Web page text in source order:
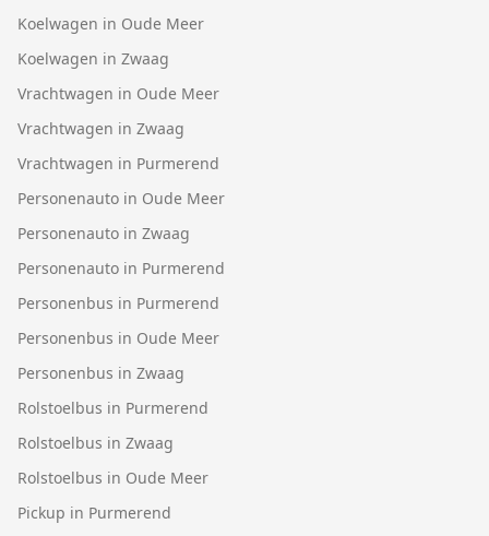
Koelwagen in Oude Meer
Koelwagen in Zwaag
Vrachtwagen in Oude Meer
Vrachtwagen in Zwaag
Vrachtwagen in Purmerend
Personenauto in Oude Meer
Personenauto in Zwaag
Personenauto in Purmerend
Personenbus in Purmerend
Personenbus in Oude Meer
Personenbus in Zwaag
Rolstoelbus in Purmerend
Rolstoelbus in Zwaag
Rolstoelbus in Oude Meer
Pickup in Purmerend